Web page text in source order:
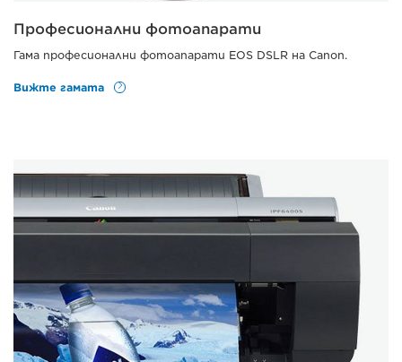
Професионални фотоапарати
Гама професионални фотоапарати EOS DSLR на Canon.
Вижте гамата